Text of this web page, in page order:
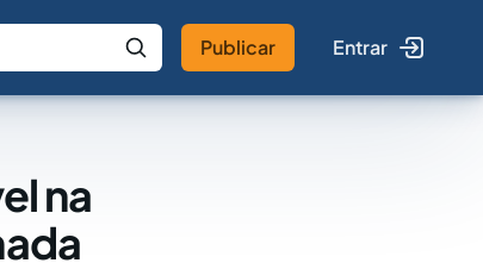
Buscar no Jus
Publicar Entrar
na